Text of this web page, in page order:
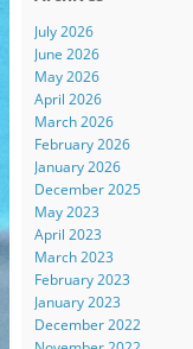
July 2026
June 2026
May 2026
April 2026
March 2026
February 2026
January 2026
December 2025
May 2023
April 2023
March 2023
February 2023
January 2023
December 2022